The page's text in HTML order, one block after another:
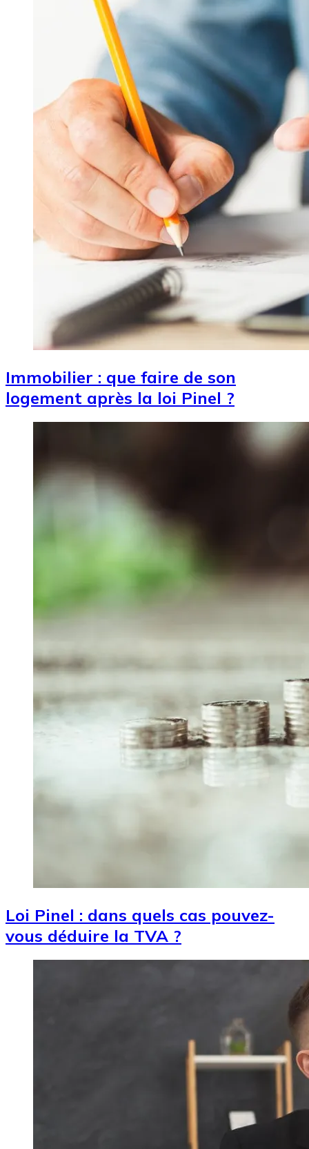
Immobilier : que faire de son
logement après la loi Pinel ?
Loi Pinel : dans quels cas pouvez-
vous déduire la TVA ?